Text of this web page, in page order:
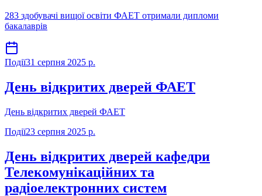
283 здобувачі вищої освіти ФАЕТ отримали дипломи
бакалаврів
Події31 серпня 2025 р.
День відкритих дверей ФАЕТ
День відкритих дверей ФАЕТ
Події23 серпня 2025 р.
День відкритих дверей кафедри
Телекомунікаційних та
радіоелектронних систем